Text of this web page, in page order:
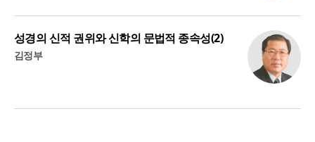
성경의 신적 권위와 신학의 문법적 종속성(2)
김정부